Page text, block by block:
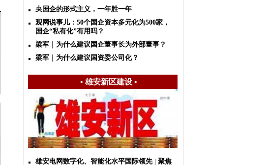
央国企的形式主义，一年胜一年
观网说事儿：50个国企资本多元化为500家，
国企“私有化”有用吗？
梁军｜为什么建议国企董事长为外部董事？
梁军｜为什么建议国资委公司化？
• 雄安新区建设•
雄安电网数字化、智能化水平国际领先 | 聚焦